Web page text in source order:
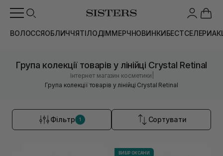
ВОЛОССЯОБЛИЧЧЯТІЛОДІММЕРЧНОВИНКИБЕСТСЕЛЕРИ
Група колекції товарів у лінійці Crystal Retinal
Інтернет магазин косметики
Група колекції товарів у лінійці Crystal Retinal
Фільтр 1 Сортувати
ВИБІР ОКСАНИ